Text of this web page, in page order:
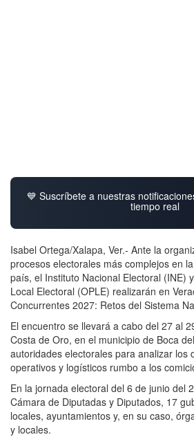
💙 Suscríbete a nuestras
tiempo real
Isabel Ortega/Xalapa, Ver.- Ante la
procesos electorales más complejos en
país, el Instituto Nacional Electoral (INE)
Local Electoral (OPLE) realizarán en
Concurrentes 2027: Retos del Sistema
El encuentro se llevará a cabo del 27 al
Costa de Oro, en el municipio de Boca
autoridades electorales para analizar los
operativos y logísticos rumbo a los
En la jornada electoral del 6 de junio del
Cámara de Diputadas y Diputados, 17
locales, ayuntamientos y, en su caso,
y locales.